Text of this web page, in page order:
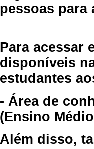
pessoas para
Para acessar
disponíveis
estudantes
- Área de
(Ensino
Além disso,